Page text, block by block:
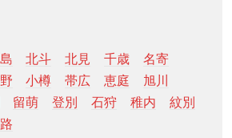
北斗 北見 千歳
名寄
小樽 帯広 恵庭
旭川
留萌 登別 石狩 稚内
紋別